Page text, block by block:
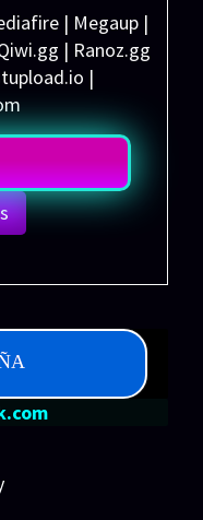
| Megaup |
| Ranoz.gg
|